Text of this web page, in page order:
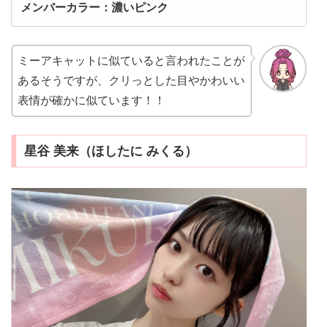
メンバーカラー：濃いピンク
ミーアキャットに似ていると言われたことが
あるそうですが、クリっとした目やかわいい
表情が確かに似ています！！
星谷 美来（ほしたに みくる）